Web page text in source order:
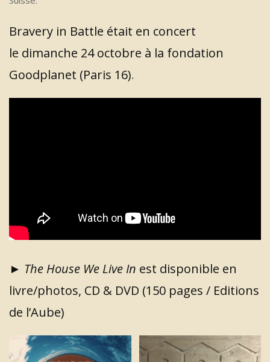
Bravery in Battle était en concert
le dimanche 24 octobre à la fondation
Goodplanet (Paris 16).
► The House We Live In est disponible en
livre/photos, CD & DVD (150 pages / Editions
de l’Aube)